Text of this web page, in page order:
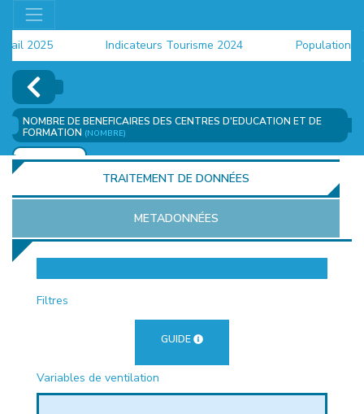
2025 Indicateurs Tourisme 2024 Population
NOMBRE DE BENEFICAIRES DES CENTRES D'EDUCATION ET DE
FORMATION (NOMBRE)
AJOUTER
TRAITEMENT DE DONNÉES
METADONNÉES
Filtres
GUIDE
Variables de ventilation